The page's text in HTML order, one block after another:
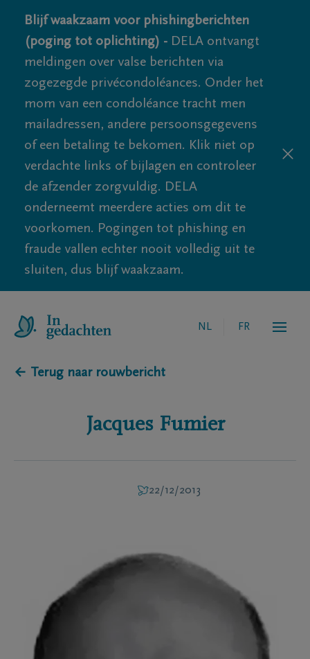
Blijf waakzaam voor phishingberichten
(poging tot oplichting) - DELA ontvangt
meldingen over valse berichten via
zogezegde privécondoléances. Onder het
mom van een condoléance tracht men
mailadressen, andere persoonsgegevens
of een betaling te bekomen. Klik niet op
verdachte links of bijlagen en controleer
de afzender zorgvuldig. DELA
onderneemt meerdere acties om dit te
voorkomen. Pogingen tot phishing en
fraude vallen echter nooit volledig uit te
sluiten, dus blijf waakzaam.
NL FR
← Terug naar rouwbericht
Jacques Fumier
22/12/2013